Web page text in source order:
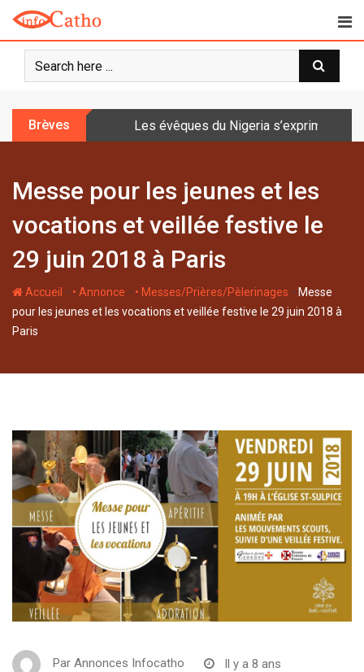
o
Brèves Les évêques du Nigeria s’expriment
Messe pour les jeunes et les
vocations et veillée festive le
29 juin 2018 à Paris
Accueil - • Annonce - • Messes/Prières/Pèlerinages - Messe
pour les jeunes et les vocations et veillée festive le 29 juin 2018 à
Paris
Par Annonces Infocatho Il y a 8 ans